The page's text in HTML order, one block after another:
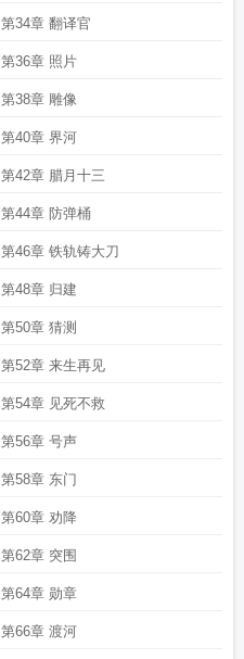
第34章 翻译官
第36章 照片
第38章 雕像
第40章 界河
第42章 腊月十三
第44章 防弹桶
第46章 铁轨铸大刀
第48章 归建
第50章 猜测
第52章 来生再见
第54章 见死不救
第56章 号声
第58章 东门
第60章 劝降
第62章 突围
第64章 勋章
第66章 渡河